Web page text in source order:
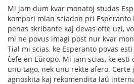
Mi jam dum kvar monatoj studas
kompari mian sciadon pri Esperanto
penas skribante kaj devas ofte uzi,
mi ne povus imagi post nur kvar
Tial mi scias, ke Esperanto povas
ĉefe en Eŭropo. Mi jam scias, ke esti
unu tago, nek unu rekte afero. Certe
agnoskita kaj rekomendita laŭ